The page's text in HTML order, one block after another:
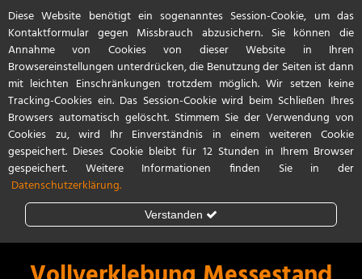
Start Referenzen Kontakt / Anfahrt
Lackschutzfolie
Diese Website benötigt ein sogenanntes Session-Cookie, um das
Kontaktformular gegen Missbrauch abzusichern. Sie können die
Annahme von Cookies von dieser Website in Ihren
Browsereinstellungen unterdrücken, die Benutzung der Seiten ist dann
mit leichten Einschränkungen trotzdem möglich. Wir setzen keine
Tracking-Cookies ein. Das Session-Cookie wird beim Schließen Ihres
Browsers automatisch gelöscht. Stimmem Sie der Verwendung von
Cookies zu, wird Ihr Einverständnis in einem weiteren Cookie
gespeichert. Dieses Cookie bleibt für 12 Stunden in Ihrem Browser
gespeichert. Weitere Informationen finden Sie in der
Datenschutzerklärung.
Verstanden